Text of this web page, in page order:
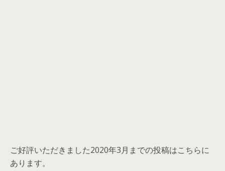
ご好評いただきました2020年3月までの投稿はこちらに
あります。